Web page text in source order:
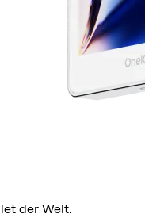
der Welt.